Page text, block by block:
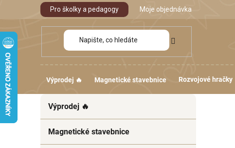
Pro školky a pedagogy Moje objednávka
Výprodej 🔥 Magnetické stavebnice Rozvojové hračky
kategorie
t
g
Výprodej 🔥
Magnetické stavebnice